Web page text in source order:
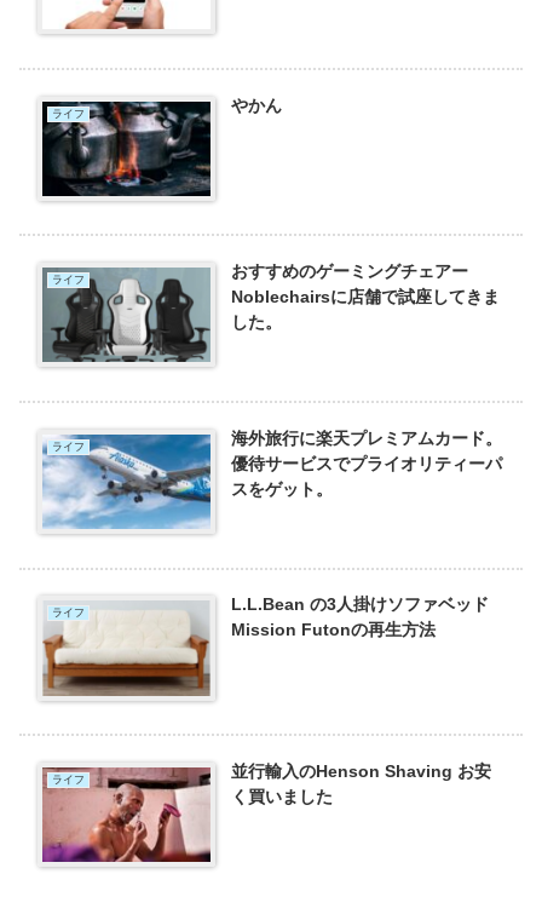
ライフ やかん
ライフ
おすすめのゲーミングチェアー
Noblechairsに店舗で試座してきま
した。
ライフ
海外旅行に楽天プレミアムカード。
優待サービスでプライオリティーパ
スをゲット。
ライフ
L.L.Bean の3人掛けソファベッド
Mission Futonの再生方法
ライフ
並行輸入のHenson Shaving お安
く買いました